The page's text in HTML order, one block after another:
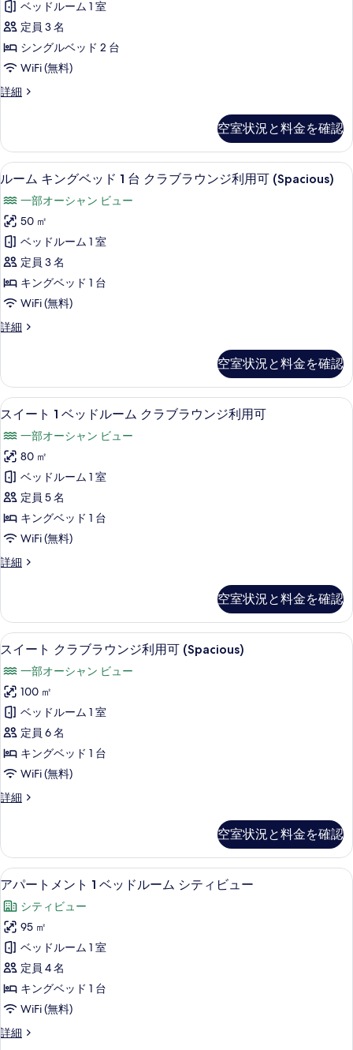
ウ
ン
ジ
利
用
の
す
べ
て
の
写
真
を
表
示
ク
ラ
ブ
ラ
ウ
ジ
可
(Guest)
の
詳
細
ン
グ
ル
ベ
ッ
2
台
ク
ラ
ブ
ラ
ウ
ン
ジ
利
(Guest)
の
す
べ
て
の
写
真
を
表
る
ベッドルーム 1 室
定員 3 名
シングルベッド 2 台
WiFi (無料)
詳細
ル
ン
グ
ル
ッ
ド
台
ク
ラ
ブ
ラ
ン
用
可
(Guest)
の
詳
空室状況と料金を確認
ル
ム
キ
ン
グ
ベ
ッ
ド
台
ク
ラ
ブ
ラ
ウ
ン
ジ
利
用
の
す
べ
て
の
写
真
を
表
示
セーフティボックス (室内)、デスク
10
ルーム キングベッド 1 台 クラブラウンジ利用可 (Spacious)
一部オーシャン ビュー
50 ㎡
ベッドルーム 1 室
定員 3 名
キングベッド 1 台
WiFi (無料)
詳細
ル
ン
グ
ベ
ド
台
ク
ラ
ブ
ラ
ウ
ジ
可
(Spacious)
の
詳
細
空室状況と料金を確認
ス
ー
ト
ベ
ッ
ド
ル
ム
ク
ラ
ブ
ラ
ウ
ン
ジ
利
用
す
べ
て
の
写
真
を
表
示
す
セーフティボックス (室内)、デスク
10
スイート 1 ベッドルーム クラブラウンジ利用可
一部オーシャン ビュー
80 ㎡
ベッドルーム 1 室
定員 5 名
キングベッド 1 台
WiFi (無料)
詳細
ス
1
ベ
ッ
ル
ー
ム
ク
ラ
ブ
ラ
ウ
ジ
可
の
詳
細
空室状況と料金を確認
ス
ー
ト
ク
ラ
ブ
ラ
ウ
ジ
利
用
可
(Spacious)
の
す
べ
て
の
11
スイート クラブラウンジ利用可 (Spacious)
一部オーシャン ビュー
100 ㎡
ベッドルーム 1 室
定員 6 名
キングベッド 1 台
WiFi (無料)
詳細
ス
ク
ラ
ブ
ウ
ン
ジ
利
用
可
(Spacious)
の
細
空室状況と料金を確認
ア
パ
ー
ト
メ
ン
ト
ベ
セーフティボックス (室内)、デスク
11
アパートメント 1 ベッドルーム シティビュー
シティビュー
95 ㎡
ベッドルーム 1 室
定員 4 名
キングベッド 1 台
WiFi (無料)
詳細
ア